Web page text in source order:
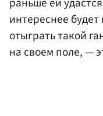
интереснее
отыграть такой
на своем поле, —